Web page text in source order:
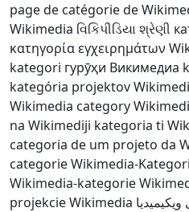
page de catégorie de
Wikimedia વિકિપીડિયા શ્રેણી
κατηγορία εγχειρημάτων
kategori гурӯҳи Викимедиа
kategória projektov
Wikimedia category
na Wikimediji kategoria ti
categoria de um projeto da
categorieWikimedia-
Wikimedia-kategorie
projekcie Wikimedia ویکیمیدیا